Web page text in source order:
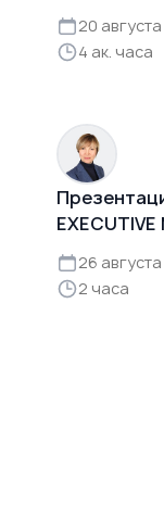
20
4 ак. часа
EXECUTIVE
26
2 часа